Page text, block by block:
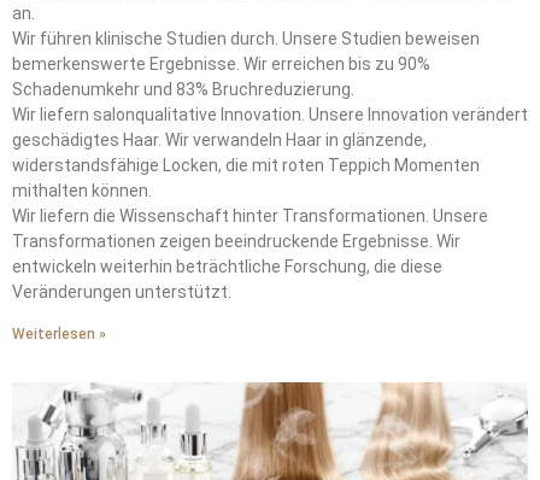
an.
Wir führen klinische Studien durch. Unsere Studien beweisen
bemerkenswerte Ergebnisse. Wir erreichen bis zu 90%
Schadenumkehr und 83% Bruchreduzierung.
Wir liefern salonqualitative Innovation. Unsere Innovation verändert
geschädigtes Haar. Wir verwandeln Haar in glänzende,
widerstandsfähige Locken, die mit roten Teppich Momenten
mithalten können.
Wir liefern die Wissenschaft hinter Transformationen. Unsere
Transformationen zeigen beeindruckende Ergebnisse. Wir
entwickeln weiterhin beträchtliche Forschung, die diese
Veränderungen unterstützt.
Weiterlesen »